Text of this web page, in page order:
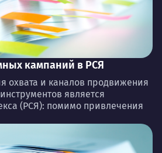
кампаний в РСЯ
охвата и каналов продвижения
является
(РСЯ): помимо привлечения